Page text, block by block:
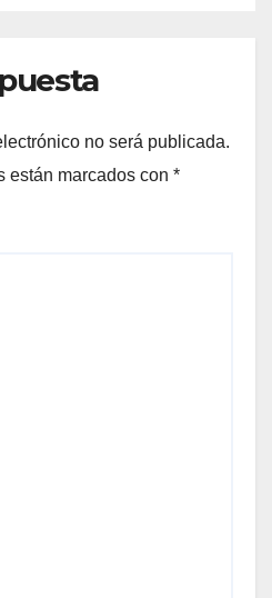
no será publicada.
están marcados con *